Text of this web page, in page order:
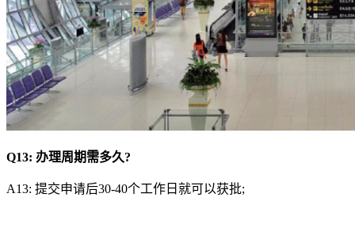
Q13: 办理周期需多久?
A13: 提交申请后30-40个工作日就可以获批;